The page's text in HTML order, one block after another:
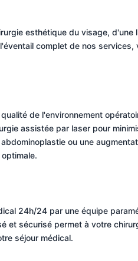
esthétique du visage, d'une
complet de nos
de l'environnement
assistée par laser pour
ou une
24h/24 par une équipe
et sécurisé permet à votre
séjour médical.